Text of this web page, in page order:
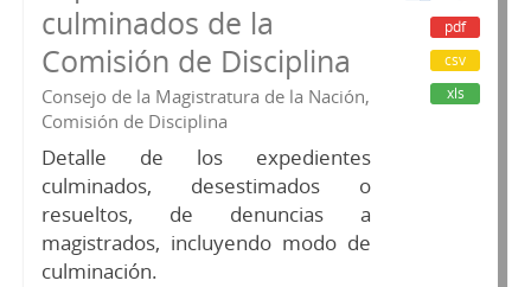
culminados de la
Comisión de Disciplina
Consejo de la Magistratura de la Nación,
Comisión de Disciplina
Detalle de los expedientes
culminados, desestimados o
resueltos, de denuncias a
magistrados, incluyendo modo de
culminación.
pdf
csv
xls